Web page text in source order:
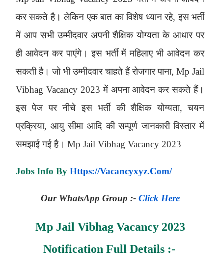
कर सकते है। लेकिन एक बात का विशेष ध्यान रहे, इस भर्ती
में आप सभी उम्मीदवार अपनी शैक्षिक योग्यता के आधार पर
ही आवेदन कर पाएंगे। इस भर्ती में महिलाए भी आवेदन कर
सकती है। जो भी उम्मीदवार चाहते हैं रोजगार पाना, Mp Jail
Vibhag Vacancy 2023 में अपना आवेदन कर सकते हैं।
इस पेज पर नीचे इस भर्ती की शैक्षिक योग्यता, चयन
प्रक्रिया, आयु सीमा आदि की सम्पूर्ण जानकारी विस्तार में
समझाई गई है। Mp Jail Vibhag Vacancy 2023
Jobs Info By Https://vacancyxyz.com/
Our WhatsApp Group :- Click Here
Mp Jail Vibhag Vacancy 2023
Notification Full Details :-